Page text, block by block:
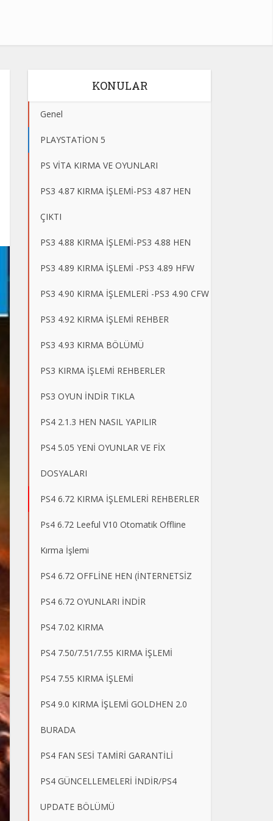
KONULAR
Genel
PLAYSTATİON 5
PS VİTA KIRMA VE OYUNLARI
PS3 4.87 KIRMA İŞLEMİ-PS3 4.87 HEN
ÇIKTI
PS3 4.88 KIRMA İŞLEMİ-PS3 4.88 HEN
PS3 4.89 KIRMA İŞLEMİ -PS3 4.89 HFW
PS3 4.90 KIRMA İŞLEMLERİ -PS3 4.90 CFW
PS3 4.92 KIRMA İŞLEMİ REHBER
PS3 4.93 KIRMA BÖLÜMÜ
PS3 KIRMA İŞLEMİ REHBERLER
PS3 OYUN İNDİR TIKLA
PS4 2.1.3 HEN NASIL YAPILIR
PS4 5.05 YENİ OYUNLAR VE FİX
DOSYALARI
PS4 6.72 KIRMA İŞLEMLERİ REHBERLER
Ps4 6.72 Leeful V10 Otomatik Offline
Kırma İşlemi
PS4 6.72 OFFLİNE HEN (İNTERNETSİZ
PS4 6.72 OYUNLARI İNDİR
PS4 7.02 KIRMA
PS4 7.50/7.51/7.55 KIRMA İŞLEMİ
PS4 7.55 KIRMA İŞLEMİ
PS4 9.0 KIRMA İŞLEMİ GOLDHEN 2.0
BURADA
PS4 FAN SESİ TAMİRİ GARANTİLİ
PS4 GÜNCELLEMELERİ İNDİR/PS4
UPDATE BÖLÜMÜ